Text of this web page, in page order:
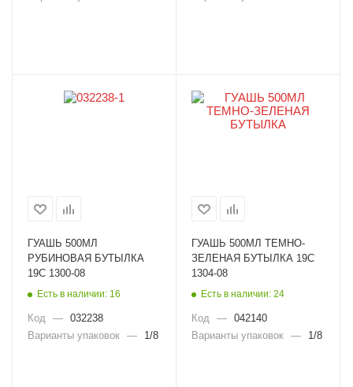
ГУАШЬ 500МЛ
РУБИНОВАЯ БУТЫЛКА
19С 1300-08
Есть в наличии: 16
Код — 032238
Варианты упаковок — 1/8
ГУАШЬ 500МЛ ТЕМНО-
ЗЕЛЕНАЯ БУТЫЛКА 19С
1304-08
Есть в наличии: 24
Код — 042140
Варианты упаковок — 1/8